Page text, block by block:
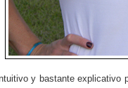
y bastante explicativo